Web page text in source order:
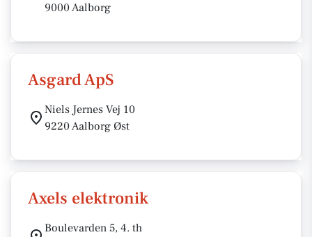
9000 Aalborg
Asgard ApS
Niels Jernes Vej 10
9220 Aalborg Øst
Axels elektronik
Boulevarden 5, 4. th